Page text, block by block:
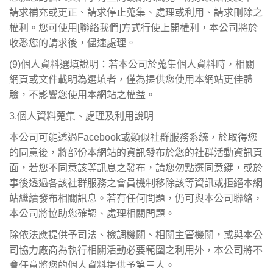
請求補充或更正、請求停止蒐集、處理或利用、請求刪除之
權利。您可使用[聯絡我們]方式行使上開權利，本公司將於
收悉您的請求後，儘速處理。
(9)個人資料選填說明：若本公司於蒐集個人資料時，相關
網頁或文件載明為選填者，僅為提供您使用本網站更佳體
驗，不影響您使用本網站之權益。
3.個人資料蒐集、處理及利用說明
本公司可能透過Facebook或類似社群服務系統，於取得您
的同意後，將部份本網站的資訊發布於您的社群活動資訊頁
面，若您不同意該等訊息之發布，請您勿點選同意鍵，或於
事後透過各該社群服務之會員機制移除該等資訊或拒絕本網
站繼續發布相關訊息。若有任何問題，仍可與本公司聯絡，
本公司將協助您確認、處理相關問題。
除依法應提供予司法、檢調機關、相關主管機關，或與本公
司協力廠商為執行相關活動必要範圍之利用外，本公司將不
會任意將您的個人資料提供予第三人。